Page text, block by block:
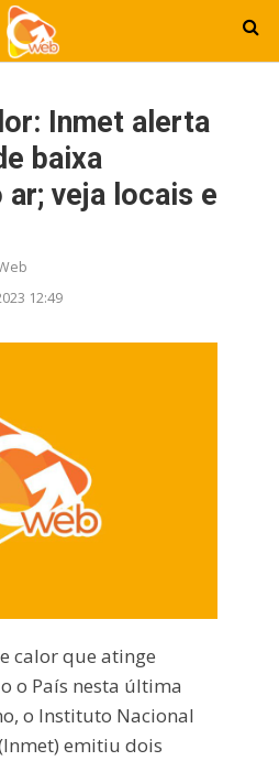
Inmet alerta
baixa
ar; veja locais e
12:49
calor que atinge
o País nesta última
o Instituto Nacional
emitiu dois